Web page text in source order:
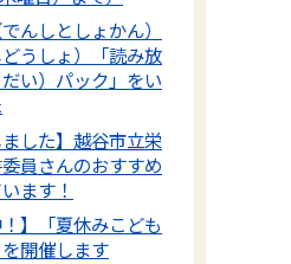
んしとしょかん）
うしょ）「読み放
い）パック」をい
ました】越谷市立栄
員さんのおすすめ
ます！
！】「夏休みこども
開催します